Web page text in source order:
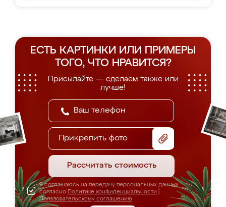
ЕСТЬ КАРТИНКИ ИЛИ ПРИМЕРЫ
ТОГО, ЧТО НРАВИТСЯ?
Присылайте — сделаем также или
лучше!
Прикрепить фото
Рассчитать стоимость
Я соглашаюсь на передачу персональных данных
согласно Политике конфиденциальности
Пользовательскому соглашению